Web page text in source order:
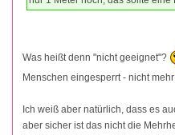
Was heißt denn "nicht geeignet"?
Menschen eingesperrt - nicht
Ich weiß aber natürlich, dass es
aber sicher ist das nicht die